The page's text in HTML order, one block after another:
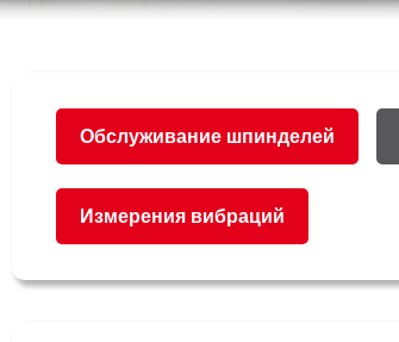
Обслуживание шпинделей
Измерения вибраций